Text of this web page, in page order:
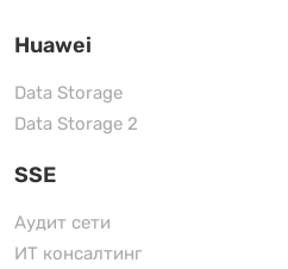
Huawei
Data Storage
Data Storage 2
SSE
Аудит сети
ИТ консалтинг